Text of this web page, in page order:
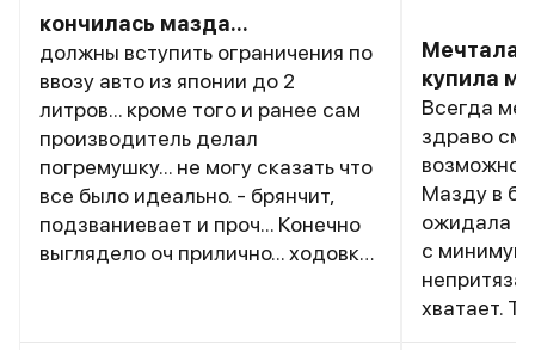
кончилась мазда...
должны вступить ограничения по
ввозу авто из японии до 2
литров... кроме того и ранее сам
производитель делал
погремушку... не могу сказать что
все было идеально. - брянчит,
подзваниевает и проч... Конечно
выглядело оч прилично... ходовка
Мечтала
купила
Всегда
здраво
Мазду в
ожидала
с
хватает.